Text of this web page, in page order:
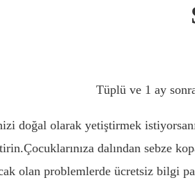
Tüplü ve 1 ay
doğal olarak yetiştirmek
dalından sebze
olan problemlerde ücretsiz bilgi